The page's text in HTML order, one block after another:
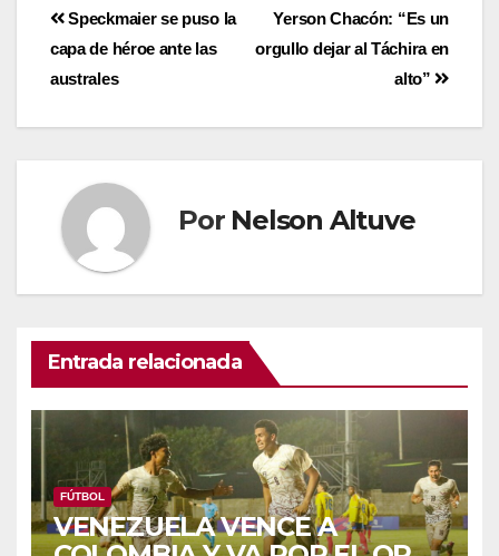
Yerson Chacón: “Es un
orgullo dejar al Táchira en
alto”
Speckmaier se puso la
capa de héroe ante las
australes
Por Nelson Altuve
Entrada relacionada
FÚTBOL
VENEZUELA VENCE A